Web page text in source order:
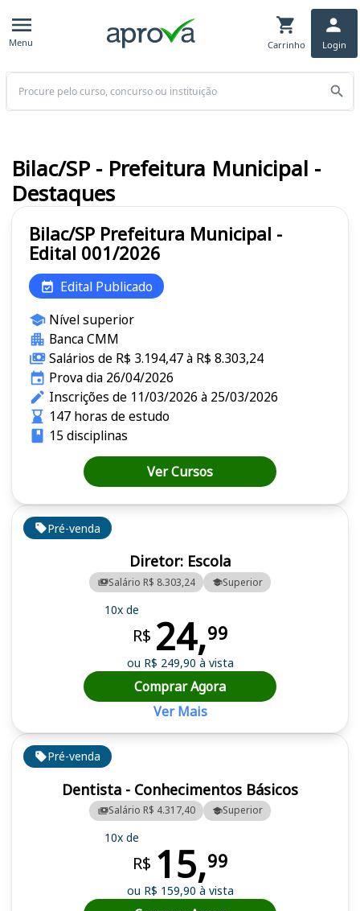
Menu Carrinho Login
Buscar
Pré-venda
Dentista - Conhecimentos Básicos
Salário R$ 4.317,40 Superior
10x de
R$ 15,99
ou R$ 159,90 à vista
Pré-venda
Diretor: Escola
Salário R$ 8.303,24 Superior
10x de
R$ 24,99
ou R$ 249,90 à vista
Comprar Agora
Ver Mais
Bilac/SP Prefeitura Municipal -
Edital 001/2026
Edital Publicado
Nível superior
Banca CMM
Salários de R$ 3.194,47 à R$ 8.303,24
Prova dia 26/04/2026
Inscrições de 11/03/2026 à 25/03/2026
147 horas de estudo
15 disciplinas
Ver Cursos
Bilac/SP - Prefeitura Municipal -
Destaques